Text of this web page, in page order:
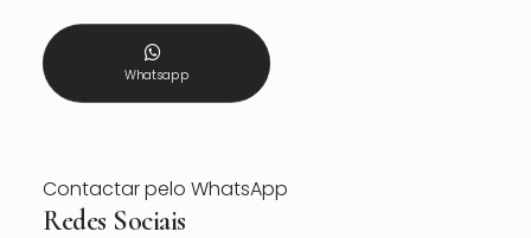
Whatsapp
Contactar pelo WhatsApp
Redes Sociais